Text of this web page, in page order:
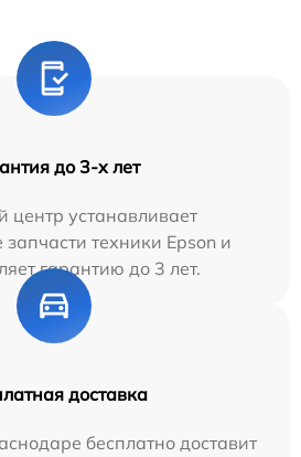
до 3-х лет
центр устанавливает
техники Epson и
гарантию до 3 лет.
доставка
бесплатно доставит